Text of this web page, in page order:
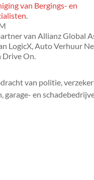
van Bergings- en
.
van Allianz Global
LogicX, Auto Verhuur
Drive On.
van politie,
garage- en